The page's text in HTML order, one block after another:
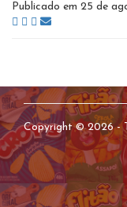
Publicado em 25 de
Copyright © 2026 -